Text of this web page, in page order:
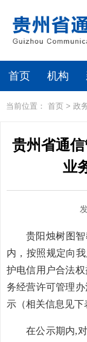
首页 机构
当前位置： 首页 > 政
贵州省通
业
贵阳烛树图
内，按照规定向
护电信用户合法权
务经营许可管理
示（相关信息见下
在公示期内,